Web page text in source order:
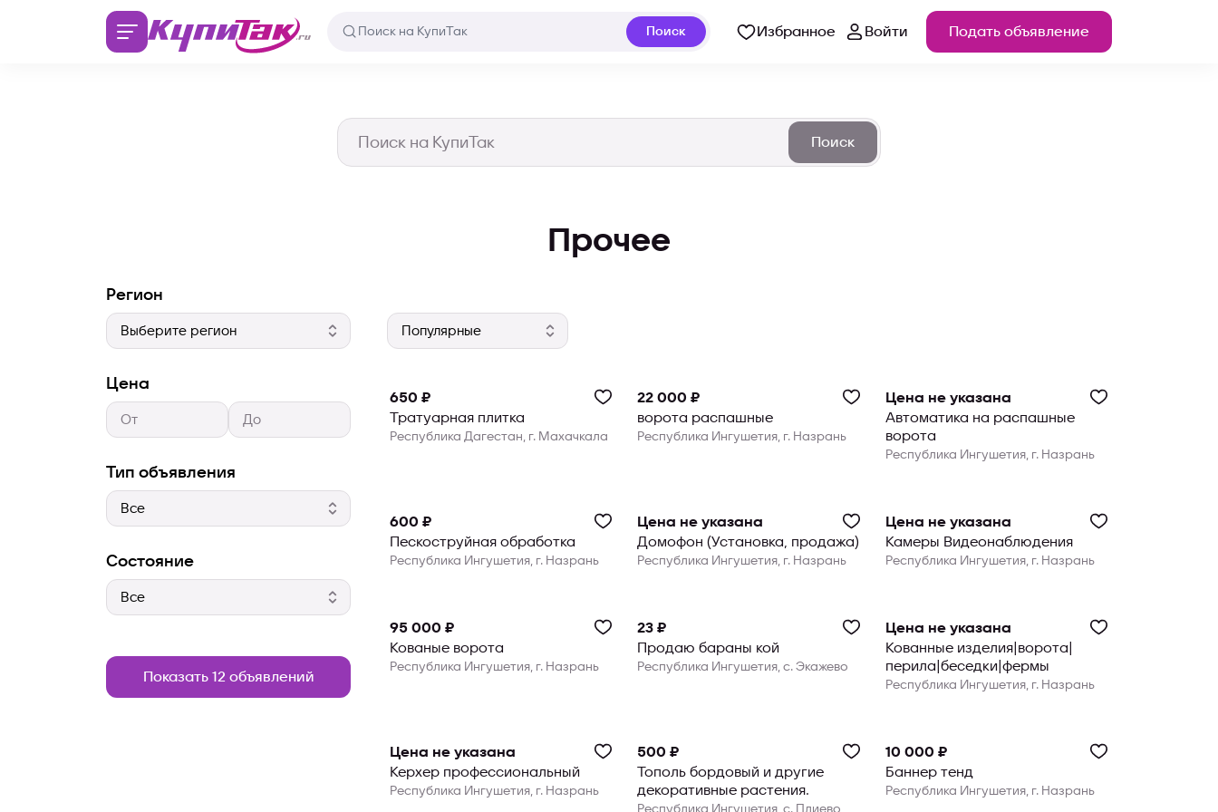
Поиск Избранное Войти Подать объявление
Поиск
Прочее
Регион
Цена
Тип объявления
Состояние
Показать 12 объявлений
650 ₽
Тратуарная плитка
Республика Дагестан, г. Махачкала
22 000 ₽
ворота распашные
Республика Ингушетия, г. Назрань
Цена не указана
Автоматика на распашные
ворота
Республика Ингушетия, г. Назрань
600 ₽
Пескоструйная обработка
Республика Ингушетия, г. Назрань
Цена не указана
Домофон (Установка, продажа)
Республика Ингушетия, г. Назрань
Цена не указана
Камеры Видеонаблюдения
Республика Ингушетия, г. Назрань
95 000 ₽
Кованые ворота
Республика Ингушетия, г. Назрань
23 ₽
Продаю бараны кой
Республика Ингушетия, с. Экажево
Цена не указана
Кованные изделия|ворота|
перила|беседки|фермы
Республика Ингушетия, г. Назрань
Цена не указана
Керхер профессиональный
Республика Ингушетия, г. Назрань
500 ₽
Тополь бордовый и другие
декоративные растения.
Республика Ингушетия, с. Плиево
10 000 ₽
Баннер тенд
Республика Ингушетия, г. Назрань